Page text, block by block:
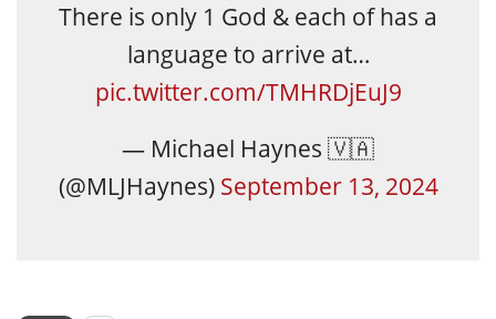
There is only 1 God & each of has a
language to arrive at…
pic.twitter.com/TMHRDjEuJ9
— Michael Haynes 🇻🇦
(@MLJHaynes) September 13, 2024